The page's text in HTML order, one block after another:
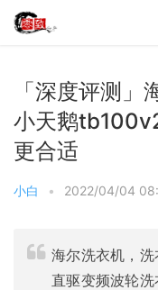
「深度评测
小天鹅
更合适
小白 • 2022/04/04
海尔洗衣机，
直驱变频波轮